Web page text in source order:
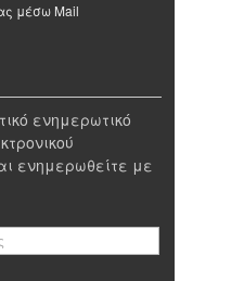
μέσω Mail
ενημερωτικό
ενημερωθείτε με